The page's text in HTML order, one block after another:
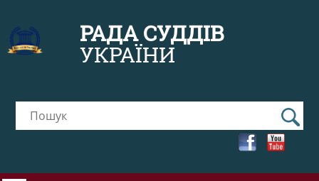
РАДА СУДДІВ
УКРАЇНИ